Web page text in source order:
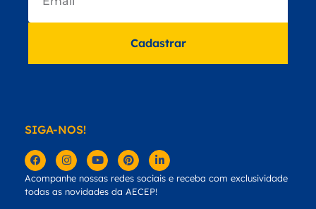
Cadastrar
SIGA-NOS!
Acompanhe nossas redes sociais e receba com exclusividade
todas as novidades da AECEP!